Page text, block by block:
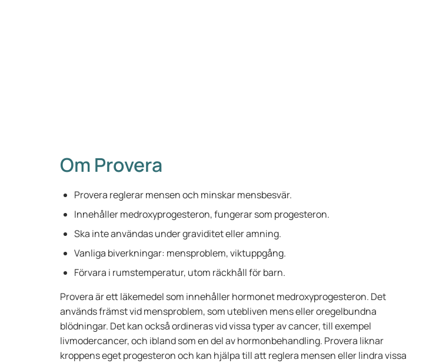
Om Provera
Provera reglerar mensen och minskar mensbesvär.
Innehåller medroxyprogesteron, fungerar som progesteron.
Ska inte användas under graviditet eller amning.
Vanliga biverkningar: mensproblem, viktuppgång.
Förvara i rumstemperatur, utom räckhåll för barn.
Provera är ett läkemedel som innehåller hormonet medroxyprogesteron. Det
används främst vid mensproblem, som utebliven mens eller oregelbundna
blödningar. Det kan också ordineras vid vissa typer av cancer, till exempel
livmodercancer, och ibland som en del av hormonbehandling. Provera liknar
kroppens eget progesteron och kan hjälpa till att reglera mensen eller lindra vissa